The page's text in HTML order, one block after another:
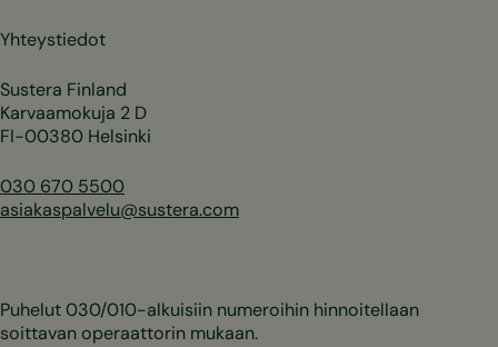
Yhteystiedot
Sustera Finland
Karvaamokuja 2 D
FI-00380 Helsinki
030 670 5500
asiakaspalvelu@sustera.com
Puhelut 030/010-alkuisiin numeroihin hinnoitellaan
soittavan operaattorin mukaan.